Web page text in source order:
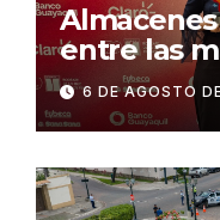
entre las
6 DE AGOSTO